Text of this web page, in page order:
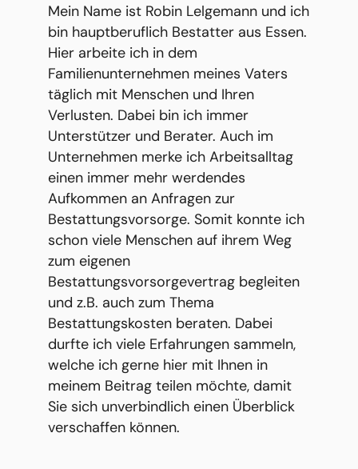
Mein Name ist Robin Lelgemann und ich
bin hauptberuflich Bestatter aus Essen.
Hier arbeite ich in dem
Familienunternehmen meines Vaters
täglich mit Menschen und Ihren
Verlusten. Dabei bin ich immer
Unterstützer und Berater. Auch im
Unternehmen merke ich Arbeitsalltag
einen immer mehr werdendes
Aufkommen an Anfragen zur
Bestattungsvorsorge. Somit konnte ich
schon viele Menschen auf ihrem Weg
zum eigenen
Bestattungsvorsorgevertrag begleiten
und z.B. auch zum Thema
Bestattungskosten beraten. Dabei
durfte ich viele Erfahrungen sammeln,
welche ich gerne hier mit Ihnen in
meinem Beitrag teilen möchte, damit
Sie sich unverbindlich einen Überblick
verschaffen können.